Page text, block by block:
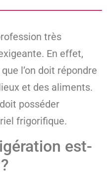
très
En effet,
l’on doit répondre
et des aliments.
posséder
frigorifique.
est-